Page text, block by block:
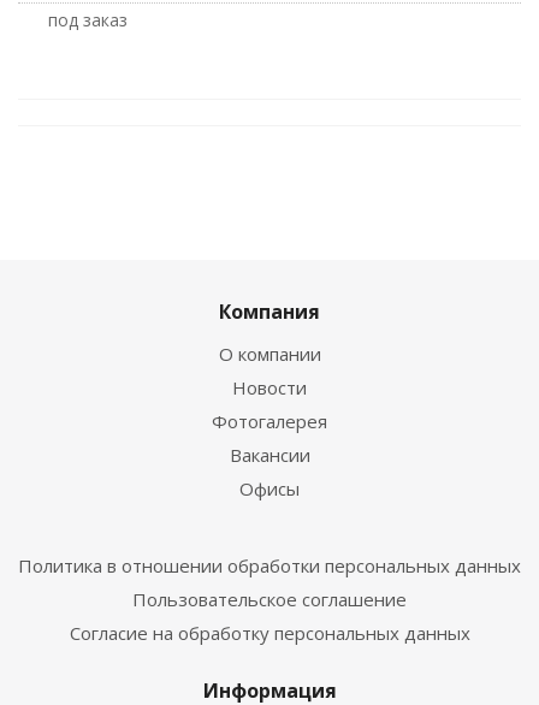
Под заказ
Компания
О компании
Новости
Фотогалерея
Вакансии
Офисы
Политика в отношении обработки персональных данных
Пользовательское соглашение
Согласие на обработку персональных данных
Информация